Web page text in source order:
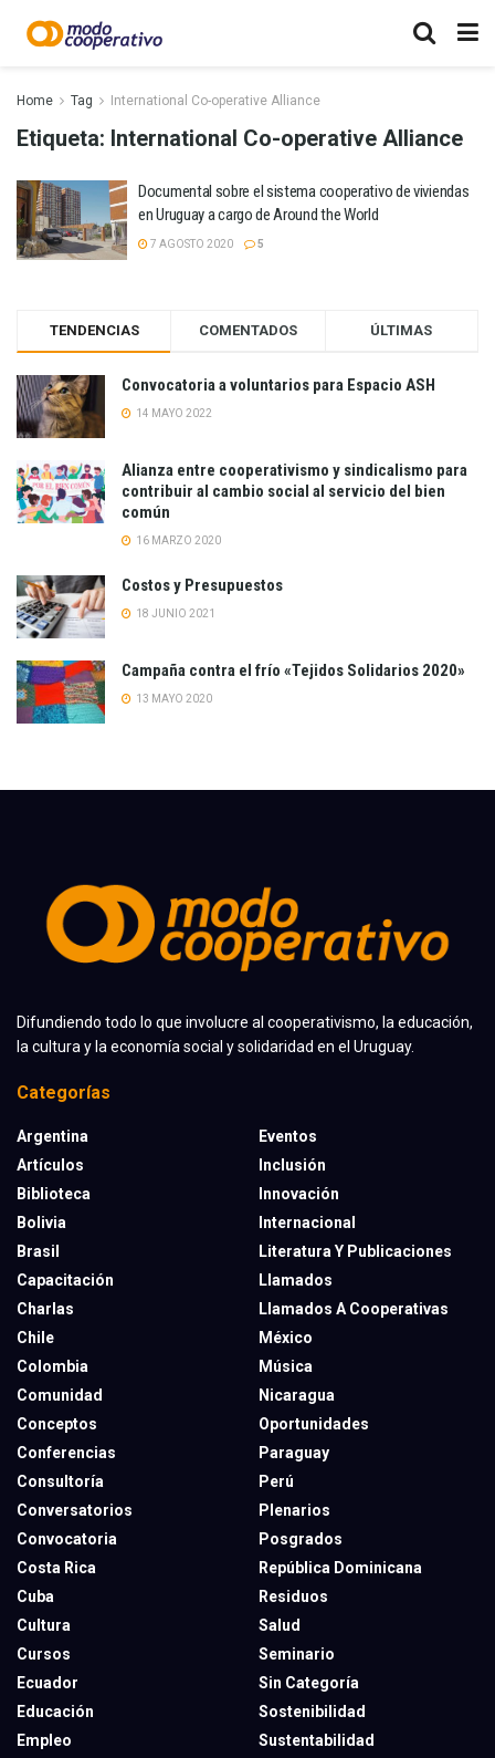
Home Tag International Co-operative Alliance
Etiqueta: International Co-operative Alliance
Documental sobre el sistema cooperativo de viviendas
en Uruguay a cargo de Around the World
7 AGOSTO 2020 5
TENDENCIAS COMENTADOS ÚLTIMAS
Convocatoria a voluntarios para Espacio ASH
14 MAYO 2022
Alianza entre cooperativismo y sindicalismo para
contribuir al cambio social al servicio del bien
común
16 MARZO 2020
Costos y Presupuestos
18 JUNIO 2021
Campaña contra el frío «Tejidos Solidarios 2020»
13 MAYO 2020
Difundiendo todo lo que involucre al cooperativismo, la educación,
la cultura y la economía social y solidaridad en el Uruguay.
Categorías
Argentina
Artículos
Biblioteca
Bolivia
Brasil
Capacitación
Charlas
Chile
Colombia
Comunidad
Conceptos
Conferencias
Consultoría
Conversatorios
Convocatoria
Costa Rica
Cuba
Cultura
Cursos
Ecuador
Educación
Empleo
Eventos
Inclusión
Innovación
Internacional
Literatura Y Publicaciones
Llamados
Llamados A Cooperativas
México
Música
Nicaragua
Oportunidades
Paraguay
Perú
Plenarios
Posgrados
República Dominicana
Residuos
Salud
Seminario
Sin Categoría
Sostenibilidad
Sustentabilidad